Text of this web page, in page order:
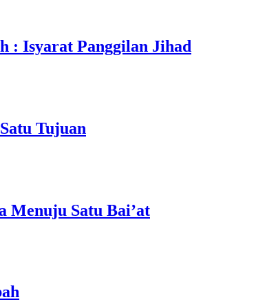
: Isyarat Panggilan Jihad
Tujuan
Menuju Satu Bai’at